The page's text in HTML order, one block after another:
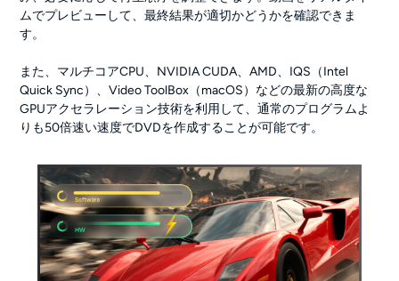
ムでプレビューして、最終結果が適切かどうかを確認できま
す。
また、マルチコアCPU、NVIDIA CUDA、AMD、IQS（Intel
Quick Sync）、Video ToolBox（macOS）などの最新の高度な
GPUアクセラレーション技術を利用して、通常のプログラムよ
りも50倍速い速度でDVDを作成することが可能です。